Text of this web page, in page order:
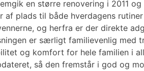
en større renovering i 2011
af plads til både hverdagens
og herfra er der direkte
er særligt familievenlig
og komfort for hele familien i
så den fremstår i god og